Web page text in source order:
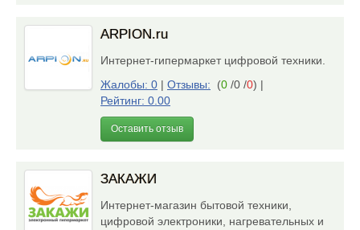
ARPION.ru
Интернет-гипермаркет цифровой техники.
Жалобы: 0 | Отзывы: (0 /0 /0) |
Рейтинг: 0.00
Оставить отзыв
ЗАКАЖИ
Интернет-магазин бытовой техники,
цифровой электроники, нагревательных и